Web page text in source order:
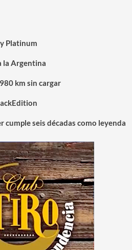
Platinum
la Argentina
km sin cargar
cumple seis décadas como leyenda